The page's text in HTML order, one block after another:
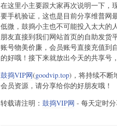
在这里小主要跟大家再次说明一下，
要手机验证，这也是目前分享维普网
低微，鼓捣小主也不可能投入太大的
朋友直接到我们网站首页的自助发货
账号物美价廉，会员账号直接充值到
的好哦！接下来就放出今天的共享号
鼓捣VIP网(goodvip.top)，将持续不断
会员资源，请分享给你的好朋友哦！
转载请注明： 鼓捣VIP网 - 每天定时